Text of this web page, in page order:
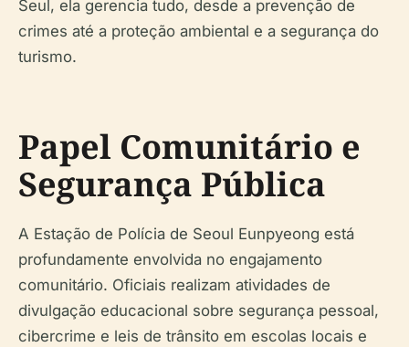
Seul, ela gerencia tudo, desde a prevenção de
crimes até a proteção ambiental e a segurança do
turismo.
Papel Comunitário e
Segurança Pública
A Estação de Polícia de Seoul Eunpyeong está
profundamente envolvida no engajamento
comunitário. Oficiais realizam atividades de
divulgação educacional sobre segurança pessoal,
cibercrime e leis de trânsito em escolas locais e